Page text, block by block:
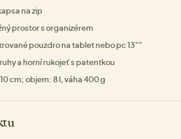
na zip
prostor s organizérem
pouzdro na tablet nebo pc 13""
a horní rukojeť s patentkou
cm; objem: 8 l, váha 400 g